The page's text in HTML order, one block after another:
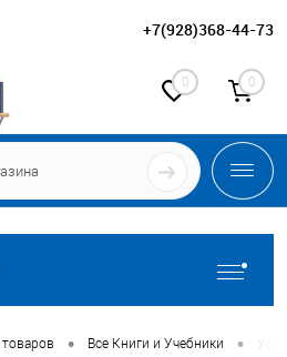
+7(928)368-44-73
0 0
товаров • Все Книги и Учебники • УМК